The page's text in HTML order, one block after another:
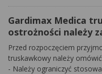
Gardimax Medica
ostrożności należy
Przed rozpoczęciem
truskawkowy należy
- Należy ograniczyć